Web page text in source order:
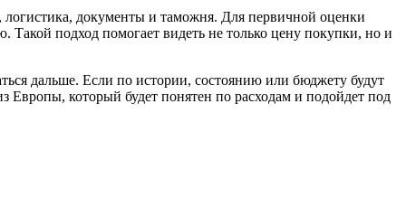
документы и таможня. Для первичной оценки
подход помогает видеть не только цену покупки, но и
дальше. Если по истории, состоянию или бюджету будут
Европы, который будет понятен по расходам и подойдет под